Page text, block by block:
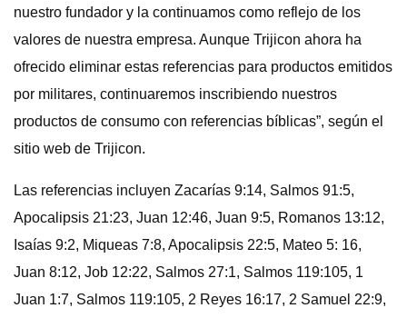
nuestro fundador y la continuamos como reflejo de los
valores de nuestra empresa. Aunque Trijicon ahora ha
ofrecido eliminar estas referencias para productos emitidos
por militares, continuaremos inscribiendo nuestros
productos de consumo con referencias bíblicas”, según el
sitio web de Trijicon.
Las referencias incluyen Zacarías 9:14, Salmos 91:5,
Apocalipsis 21:23, Juan 12:46, Juan 9:5, Romanos 13:12,
Isaías 9:2, Miqueas 7:8, Apocalipsis 22:5, Mateo 5: 16,
Juan 8:12, Job 12:22, Salmos 27:1, Salmos 119:105, 1
Juan 1:7, Salmos 119:105, 2 Reyes 16:17, 2 Samuel 22:9,